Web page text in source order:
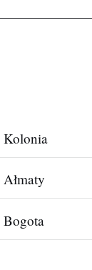
Kolonia
Ałmaty
Bogota